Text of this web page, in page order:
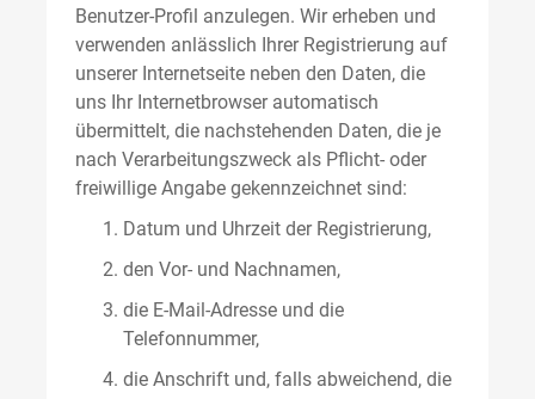
Benutzer-Profil anzulegen. Wir erheben und
verwenden anlässlich Ihrer Registrierung auf
unserer Internetseite neben den Daten, die
uns Ihr Internetbrowser automatisch
übermittelt, die nachstehenden Daten, die je
nach Verarbeitungszweck als Pflicht- oder
freiwillige Angabe gekennzeichnet sind:
Datum und Uhrzeit der Registrierung,
den Vor- und Nachnamen,
die E-Mail-Adresse und die
Telefonnummer,
die Anschrift und, falls abweichend, die